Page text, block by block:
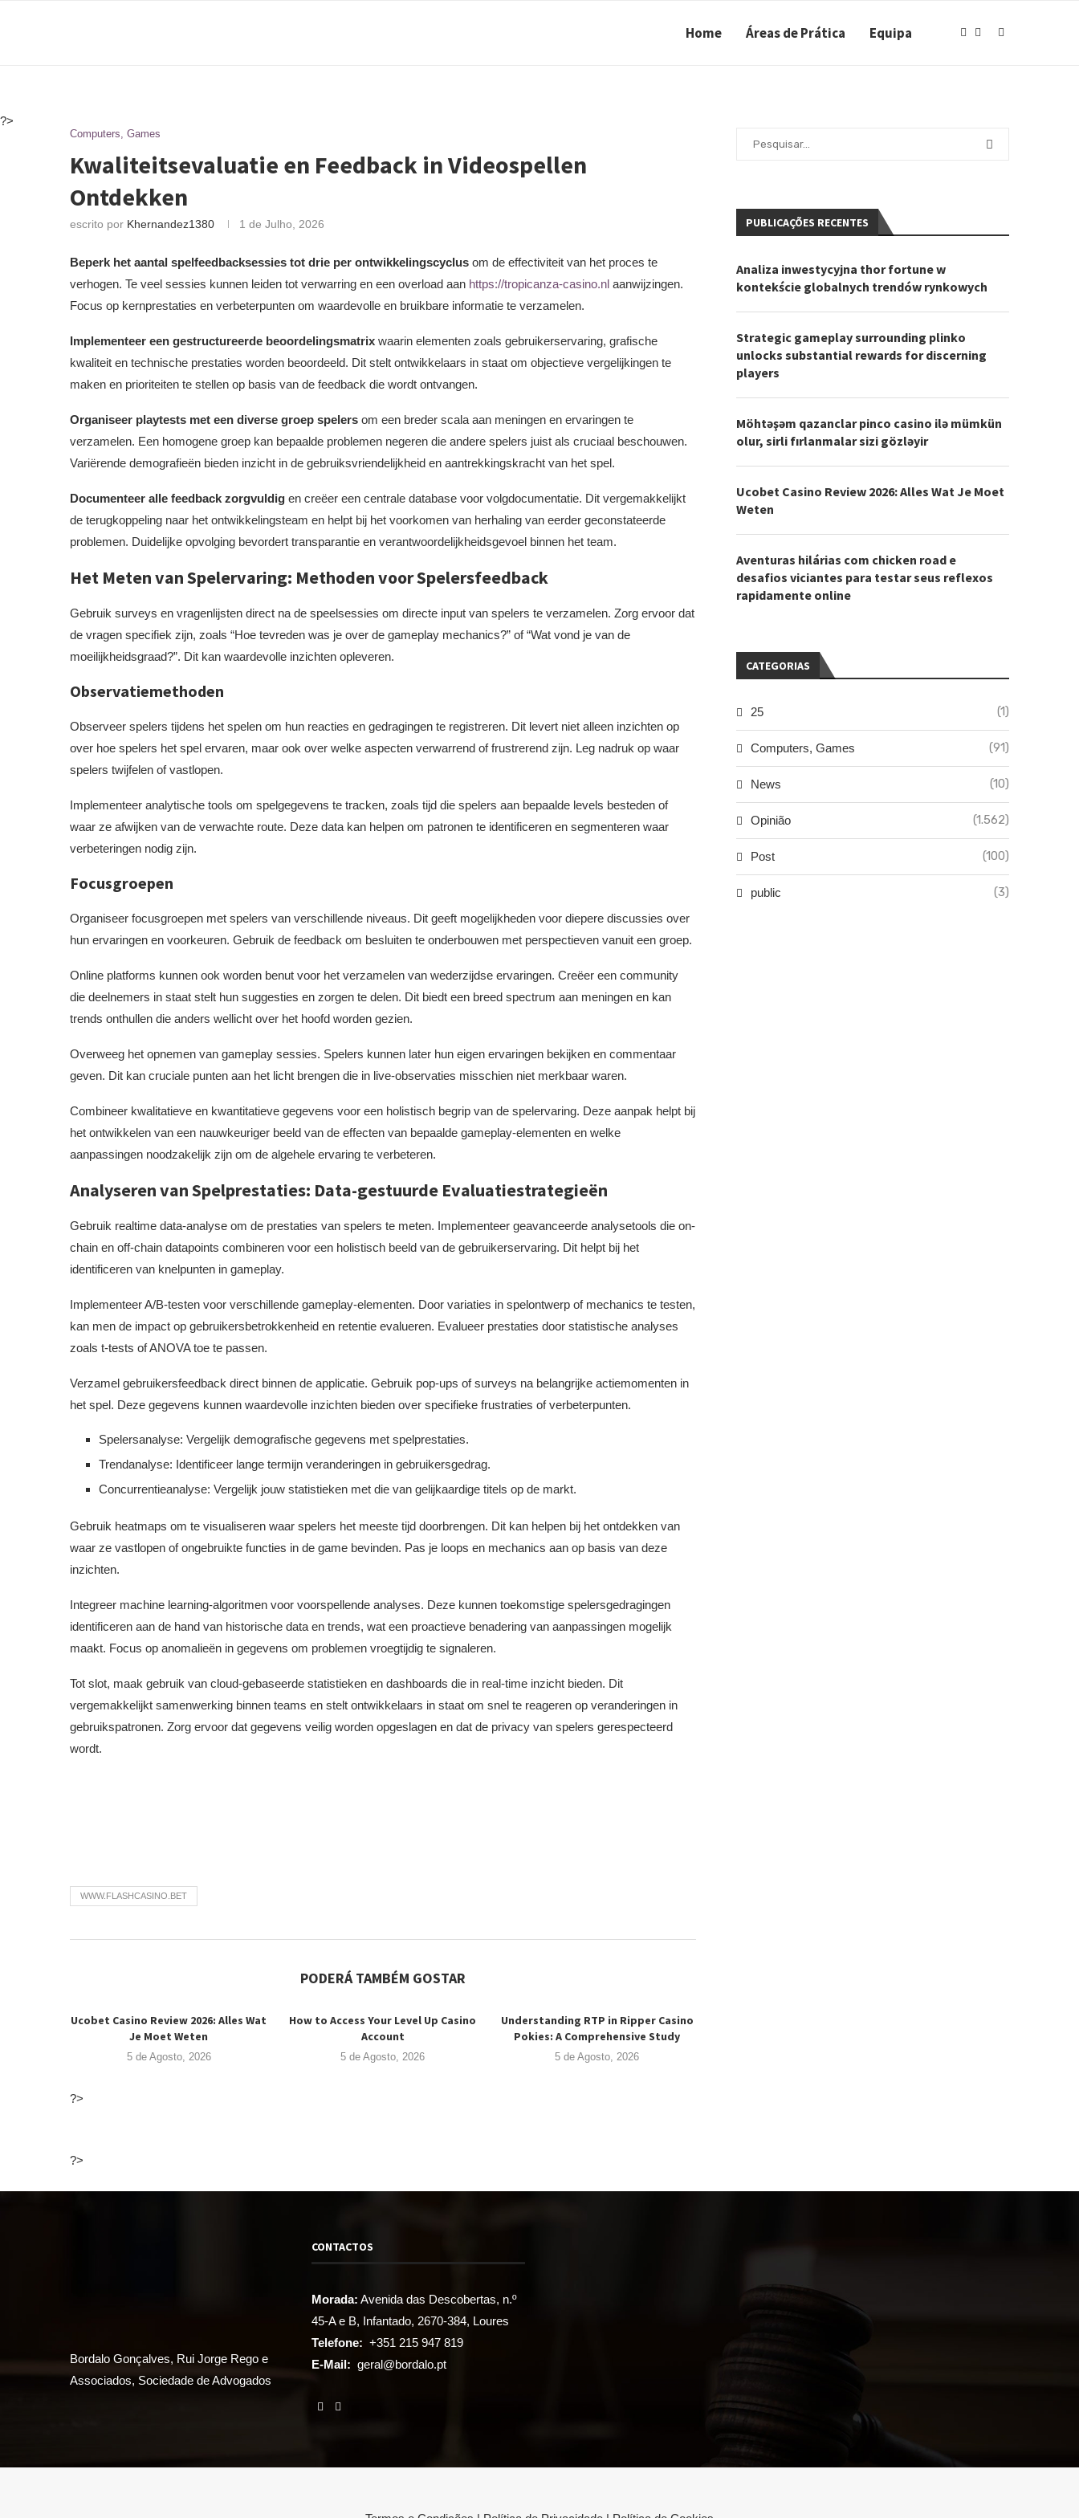
Home Áreas de Prática Equipa
?>
Computers, Games
Kwaliteitsevaluatie en Feedback in Videospellen
Ontdekken
escrito por Khernandez1380 1 de Julho, 2026
Beperk het aantal spelfeedbacksessies tot drie per ontwikkelingscyclus om de effectiviteit van het proces te
verhogen. Te veel sessies kunnen leiden tot verwarring en een overload aan https://tropicanza-casino.nl aanwijzingen.
Focus op kernprestaties en verbeterpunten om waardevolle en bruikbare informatie te verzamelen.
Implementeer een gestructureerde beoordelingsmatrix waarin elementen zoals gebruikerservaring, grafische
kwaliteit en technische prestaties worden beoordeeld. Dit stelt ontwikkelaars in staat om objectieve vergelijkingen te
maken en prioriteiten te stellen op basis van de feedback die wordt ontvangen.
Organiseer playtests met een diverse groep spelers om een breder scala aan meningen en ervaringen te
verzamelen. Een homogene groep kan bepaalde problemen negeren die andere spelers juist als cruciaal beschouwen.
Variërende demografieën bieden inzicht in de gebruiksvriendelijkheid en aantrekkingskracht van het spel.
Documenteer alle feedback zorgvuldig en creëer een centrale database voor volgdocumentatie. Dit vergemakkelijkt
de terugkoppeling naar het ontwikkelingsteam en helpt bij het voorkomen van herhaling van eerder geconstateerde
problemen. Duidelijke opvolging bevordert transparantie en verantwoordelijkheidsgevoel binnen het team.
Het Meten van Spelervaring: Methoden voor Spelersfeedback
Gebruik surveys en vragenlijsten direct na de speelsessies om directe input van spelers te verzamelen. Zorg ervoor dat
de vragen specifiek zijn, zoals “Hoe tevreden was je over de gameplay mechanics?” of “Wat vond je van de
moeilijkheidsgraad?”. Dit kan waardevolle inzichten opleveren.
Observatiemethoden
Observeer spelers tijdens het spelen om hun reacties en gedragingen te registreren. Dit levert niet alleen inzichten op
over hoe spelers het spel ervaren, maar ook over welke aspecten verwarrend of frustrerend zijn. Leg nadruk op waar
spelers twijfelen of vastlopen.
Implementeer analytische tools om spelgegevens te tracken, zoals tijd die spelers aan bepaalde levels besteden of
waar ze afwijken van de verwachte route. Deze data kan helpen om patronen te identificeren en segmenteren waar
verbeteringen nodig zijn.
Focusgroepen
Organiseer focusgroepen met spelers van verschillende niveaus. Dit geeft mogelijkheden voor diepere discussies over
hun ervaringen en voorkeuren. Gebruik de feedback om besluiten te onderbouwen met perspectieven vanuit een groep.
Online platforms kunnen ook worden benut voor het verzamelen van wederzijdse ervaringen. Creëer een community
die deelnemers in staat stelt hun suggesties en zorgen te delen. Dit biedt een breed spectrum aan meningen en kan
trends onthullen die anders wellicht over het hoofd worden gezien.
Overweeg het opnemen van gameplay sessies. Spelers kunnen later hun eigen ervaringen bekijken en commentaar
geven. Dit kan cruciale punten aan het licht brengen die in live-observaties misschien niet merkbaar waren.
Combineer kwalitatieve en kwantitatieve gegevens voor een holistisch begrip van de spelervaring. Deze aanpak helpt bij
het ontwikkelen van een nauwkeuriger beeld van de effecten van bepaalde gameplay-elementen en welke
aanpassingen noodzakelijk zijn om de algehele ervaring te verbeteren.
Analyseren van Spelprestaties: Data-gestuurde Evaluatiestrategieën
Gebruik realtime data-analyse om de prestaties van spelers te meten. Implementeer geavanceerde analysetools die on-
chain en off-chain datapoints combineren voor een holistisch beeld van de gebruikerservaring. Dit helpt bij het
identificeren van knelpunten in gameplay.
Implementeer A/B-testen voor verschillende gameplay-elementen. Door variaties in spelontwerp of mechanics te testen,
kan men de impact op gebruikersbetrokkenheid en retentie evalueren. Evalueer prestaties door statistische analyses
zoals t-tests of ANOVA toe te passen.
Verzamel gebruikersfeedback direct binnen de applicatie. Gebruik pop-ups of surveys na belangrijke actiemomenten in
het spel. Deze gegevens kunnen waardevolle inzichten bieden over specifieke frustraties of verbeterpunten.
Spelersanalyse: Vergelijk demografische gegevens met spelprestaties.
Trendanalyse: Identificeer lange termijn veranderingen in gebruikersgedrag.
Concurrentieanalyse: Vergelijk jouw statistieken met die van gelijkaardige titels op de markt.
Gebruik heatmaps om te visualiseren waar spelers het meeste tijd doorbrengen. Dit kan helpen bij het ontdekken van
waar ze vastlopen of ongebruikte functies in de game bevinden. Pas je loops en mechanics aan op basis van deze
inzichten.
Integreer machine learning-algoritmen voor voorspellende analyses. Deze kunnen toekomstige spelersgedragingen
identificeren aan de hand van historische data en trends, wat een proactieve benadering van aanpassingen mogelijk
maakt. Focus op anomalieën in gegevens om problemen vroegtijdig te signaleren.
Tot slot, maak gebruik van cloud-gebaseerde statistieken en dashboards die in real-time inzicht bieden. Dit
vergemakkelijkt samenwerking binnen teams en stelt ontwikkelaars in staat om snel te reageren op veranderingen in
gebruikspatronen. Zorg ervoor dat gegevens veilig worden opgeslagen en dat de privacy van spelers gerespecteerd
wordt.
WWW.FLASHCASINO.BET
PODERÁ TAMBÉM GOSTAR
Ucobet Casino Review 2026: Alles Wat
Je Moet Weten
5 de Agosto, 2026
How to Access Your Level Up Casino
Account
5 de Agosto, 2026
Understanding RTP in Ripper Casino
Pokies: A Comprehensive Study
5 de Agosto, 2026
?>
?>
PUBLICAÇÕES RECENTES
Analiza inwestycyjna thor fortune w
kontekście globalnych trendów rynkowych
Strategic gameplay surrounding plinko
unlocks substantial rewards for discerning
players
Möhtəşəm qazanclar pinco casino ilə mümkün
olur, sirli fırlanmalar sizi gözləyir
Ucobet Casino Review 2026: Alles Wat Je Moet
Weten
Aventuras hilárias com chicken road e
desafios viciantes para testar seus reflexos
rapidamente online
CATEGORIAS
25 (1)
Computers, Games (91)
News (10)
Opinião (1.562)
Post (100)
public (3)
Bordalo Gonçalves, Rui Jorge Rego e
Associados, Sociedade de Advogados
CONTACTOS
Morada: Avenida das Descobertas, n.º
45-A e B, Infantado, 2670-384, Loures
Telefone: +351 215 947 819
E-Mail: geral@bordalo.pt